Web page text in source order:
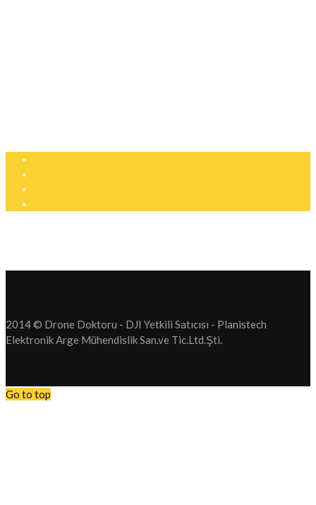
2014 © Drone Doktoru - DJI Yetkili Satıcısı - Planistech
Elektronik Arge Mühendislik San.ve Tic.Ltd.Şti.
Go to top